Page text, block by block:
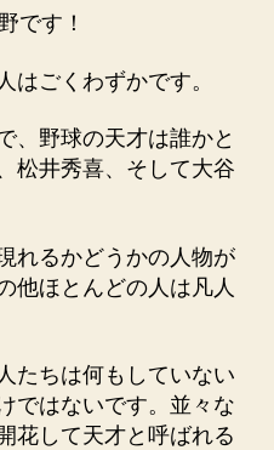
です！
はごくわずかです。
、野球の天才は誰かと
松井秀喜、そして大谷
れるかどうかの人物が
他ほとんどの人は凡人
たちは何もしていない
ではないです。並々な
花して天才と呼ばれる